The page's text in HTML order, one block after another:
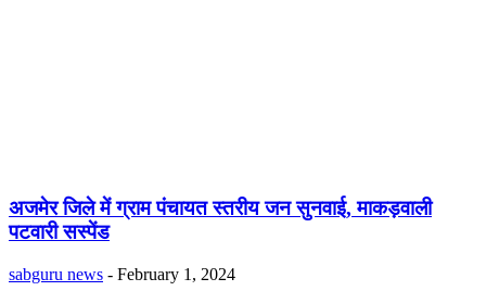
अजमेर जिले में ग्राम पंचायत स्तरीय जन सुनवाई, माकड़वाली
पटवारी सस्पेंड
sabguru news - February 1, 2024